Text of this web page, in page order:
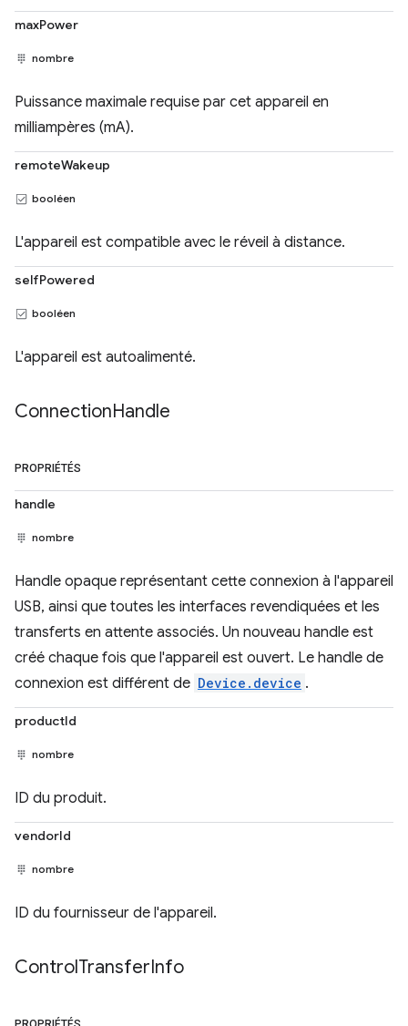
maxPower
nombre
Puissance maximale requise par cet appareil en
milliampères (mA).
remoteWakeup
booléen
L'appareil est compatible avec le réveil à distance.
selfPowered
booléen
L'appareil est autoalimenté.
ConnectionHandle
PROPRIÉTÉS
handle
nombre
Handle opaque représentant cette connexion à l'appareil
USB, ainsi que toutes les interfaces revendiquées et les
transferts en attente associés. Un nouveau handle est
créé chaque fois que l'appareil est ouvert. Le handle de
connexion est différent de Device.device .
productId
nombre
ID du produit.
vendorId
nombre
ID du fournisseur de l'appareil.
ControlTransferInfo